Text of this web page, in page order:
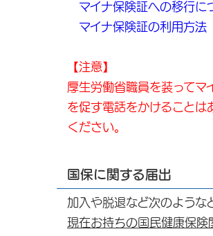
マイナ保険証への移行に
マイナ保険証の利用方法
【注意】
厚生労働省職員を装ってマ
を促す電話をかけることは
ください。
国保に関する届出
加入や脱退など次のような
現在お持ちの国民健康保